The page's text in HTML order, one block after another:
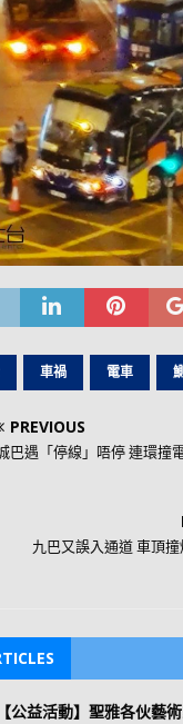
車禍 電車
PREVIOUS
巴遇「停線」唔停 連環撞
九巴又誤入通道 車頂
【公益活動】聖雅各伙藝